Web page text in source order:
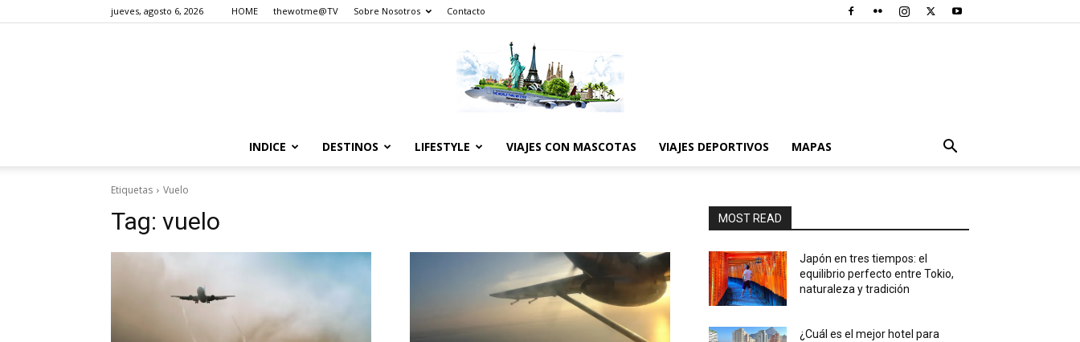
jueves, agosto 6, 2026 HOME thewotme@TV Sobre Nosotros Contacto
World
INDICE DESTINOS LIFESTYLE VIAJES CON MASCOTAS VIAJES DEPORTIVOS MAPAS
Etiquetas Vuelo
Tag: vuelo MOST READ
Japón en tres tiempos: el
equilibrio perfecto entre Tokio,
naturaleza y tradición
¿Cuál es el mejor hotel para